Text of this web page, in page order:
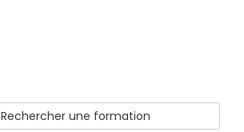
Rechercher une formation